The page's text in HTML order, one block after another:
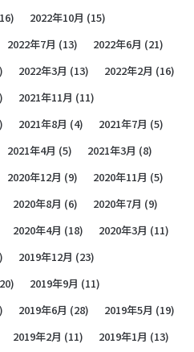
2022年10月 (15)
2022年7月 (13) 2022年6月 (21)
2022年3月 (13) 2022年2月 (16)
2021年11月 (11)
2021年8月 (4) 2021年7月 (5)
2021年4月 (5) 2021年3月 (8)
2020年12月 (9) 2020年11月 (5)
2020年8月 (6) 2020年7月 (9)
2020年4月 (18) 2020年3月 (11)
2019年12月 (23)
2019年9月 (11)
2019年6月 (28) 2019年5月 (19)
2019年2月 (11) 2019年1月 (13)